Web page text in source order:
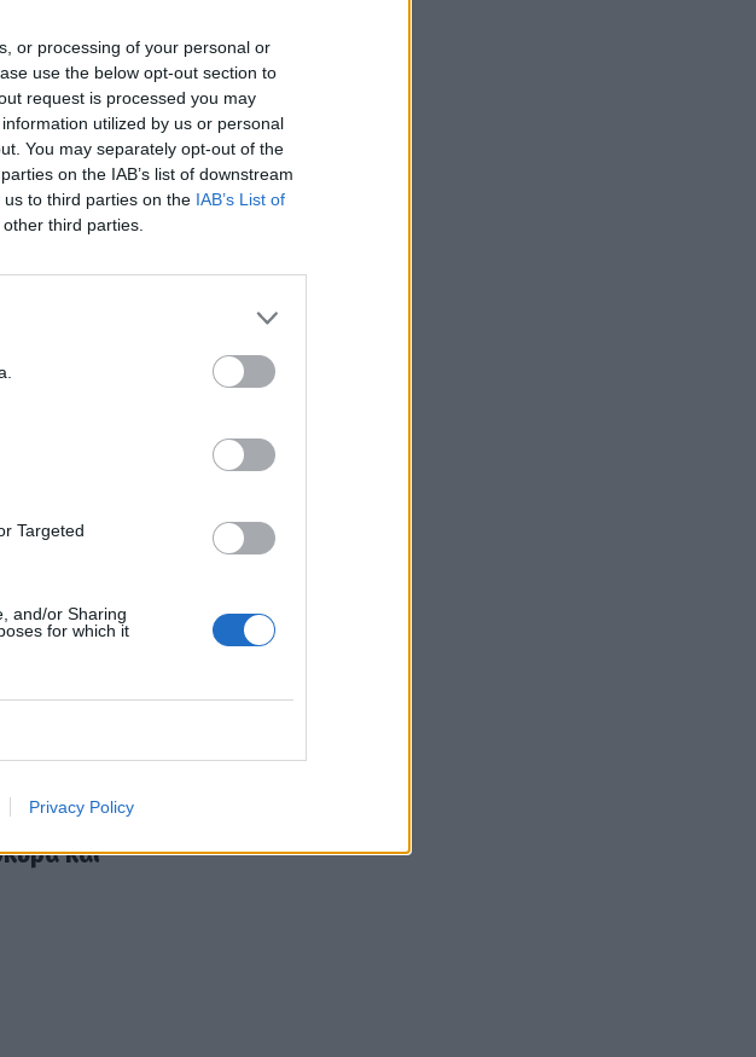
or processing of your personal or
use the below opt-out section to
request is processed you may
utilized by us or personal
You may separately opt-out of the
on the IAB’s list of downstream
to third parties on the IAB’s List of
third parties.
Targeted
and/or Sharing
for which it
Privacy Policy
media
– Το
και